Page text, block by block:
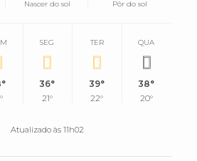
Nascer do sol Pôr do sol
SEG
36°
21°
TER
39°
22°
QUA
38°
20°
Atualizado às 11h02